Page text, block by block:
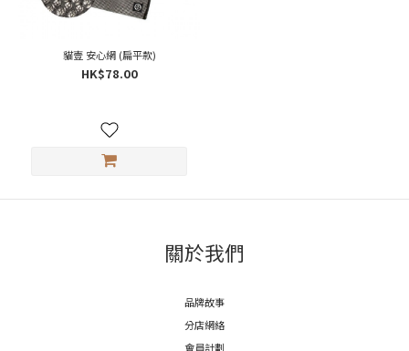
貓壹 安心網 (扁平款)
HK$78.00
關於我們
品牌故事
分店網絡
會員計劃